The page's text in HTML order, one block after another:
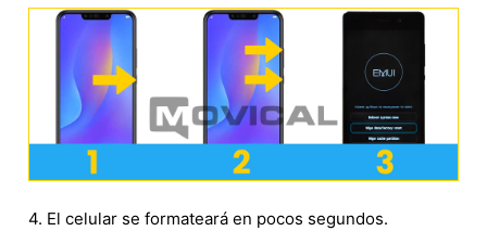
4. El celular se formateará en pocos segundos.